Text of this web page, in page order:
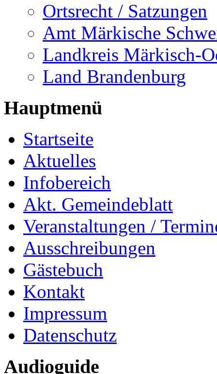
Ortsrecht / Satzungen
Amt Märkische
Landkreis Märkisch-
Land Brandenburg
Hauptmenü
Startseite
Aktuelles
Infobereich
Akt. Gemeindeblatt
Veranstaltungen /
Ausschreibungen
Gästebuch
Kontakt
Impressum
Datenschutz
Audioguide